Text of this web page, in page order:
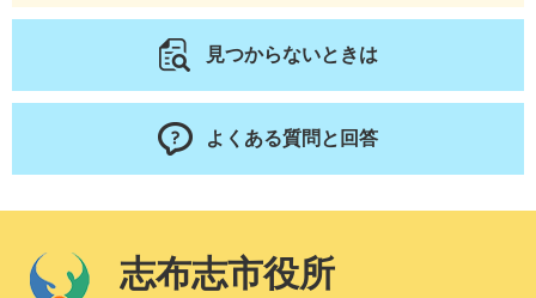
見つからないときは
よくある質問と回答
志布志市役所